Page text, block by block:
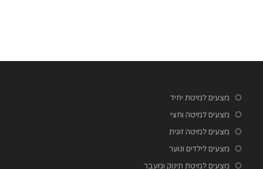
מצעים למיטת יחיד
מצעים למיטה וחצי
מצעים למיטה זוגית
מצעים לילדים ונוער
מצעים למיטת תינוק ומעבר